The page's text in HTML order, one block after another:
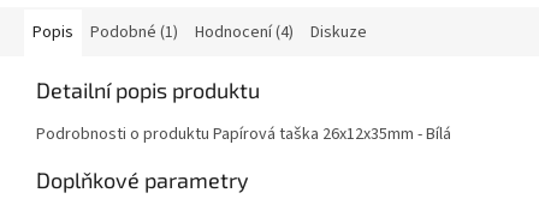
Popis Podobné (1) Hodnocení (4) Diskuze
Detailní popis produktu
Podrobnosti o produktu Papírová taška 26x12x35mm - Bílá
Doplňkové parametry